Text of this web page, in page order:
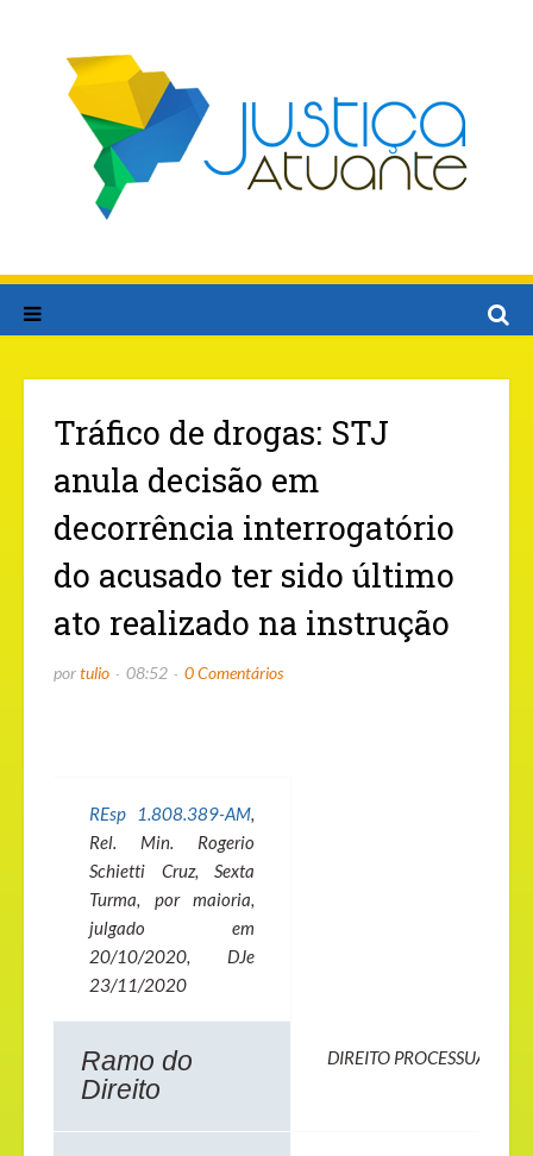
Tráfico de drogas: STJ
anula decisão em
decorrência interrogatório
do acusado ter sido último
ato realizado na instrução
portulio 08:52 0 Comentários
REsp 1.808.389-AM,
Rel. Min. Rogerio
Schietti Cruz, Sexta
Turma, por maioria,
julgado em
20/10/2020, DJe
23/11/2020
Ramo do
Direito
DIREITO PROCESSUAL